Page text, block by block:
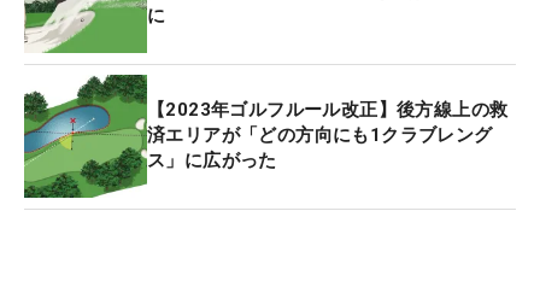
に
【2023年ゴルフルール改正】後方線上の救
済エリアが「どの方向にも1クラブレング
ス」に広がった